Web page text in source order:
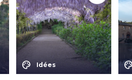
color_lens Idées